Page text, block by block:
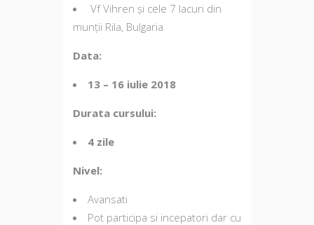
Vf Vihren și cele 7 lacuri din
munții Rila, Bulgaria
Data:
13 – 16 iulie 2018
Durata cursului:
4 zile
Nivel:
Avansati
Pot participa si incepatori dar cu